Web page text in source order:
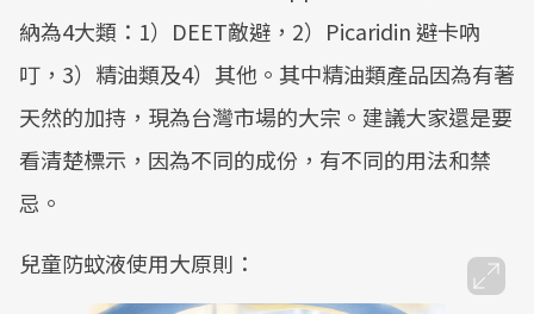
納為4大類：1）DEET敵避，2）Picaridin 避卡吶
叮，3）精油類及4）其他。其中精油類產品因為有著
天然的加持，現為台灣市場的大宗。建議大家還是要
看清楚標示，因為不同的成份，有不同的用法和禁
忌。
兒童防蚊液使用大原則：